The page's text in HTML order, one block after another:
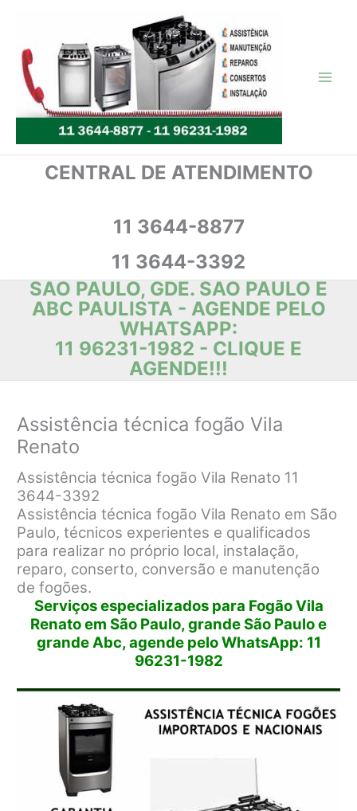
conteúdo
CENTRAL DE ATENDIMENTO
11 3644-8877
11 3644-3392
SÃO PAULO, GDE. SÃO PAULO E
ABC PAULISTA - AGENDE PELO
WHATSAPP:
11 96231-1982 - CLIQUE E
AGENDE!!!
Assistência técnica fogão Vila
Renato
Assistência técnica fogão Vila Renato 11
3644-3392
Assistência técnica fogão Vila Renato em São
Paulo, técnicos experientes e qualificados
para realizar no próprio local, instalação,
reparo, conserto, conversão e manutenção
de fogões.
Serviços especializados para Fogão Vila
Renato em São Paulo, grande São Paulo e
grande Abc, agende pelo WhatsApp: 11
96231-1982